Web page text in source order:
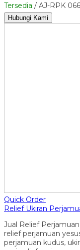
Tersedia / AJ-RPK 066
Hubungi Kami
Quick Order
Relief Ukiran
Jual Relief
relief perjamuan
perjamuan kudus,